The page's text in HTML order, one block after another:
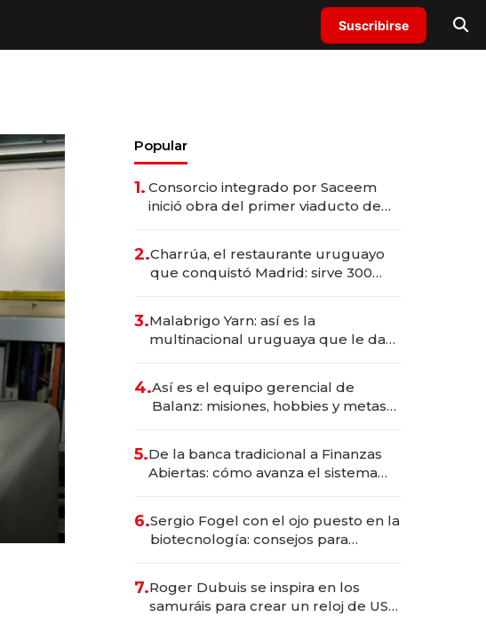
Suscribirse
Popular
1. Consorcio integrado por Saceem
inició obra del primer viaducto de
millones
2.Charrúa, el restaurante uruguayo
que conquistó Madrid: sirve 300
prepara apertura
3.Malabrigo Yarn: así es la
multinacional uruguaya que le da
4.Así es el equipo gerencial de
Balanz: misiones, hobbies y metas
5.De la banca tradicional a Finanzas
Abiertas: cómo avanza el sistema
6.Sergio Fogel con el ojo puesto en la
biotecnología: consejos para
7.Roger Dubuis se inspira en los
samuráis para crear un reloj de US$